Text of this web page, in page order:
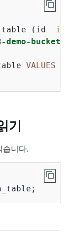
(id int
demo-
VALUES
기
습니다.